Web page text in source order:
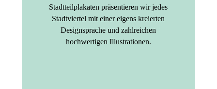
Stadtteilplakaten präsentieren wir jedes
Stadtviertel mit einer eigens kreierten
Designsprache und zahlreichen
hochwertigen Illustrationen.